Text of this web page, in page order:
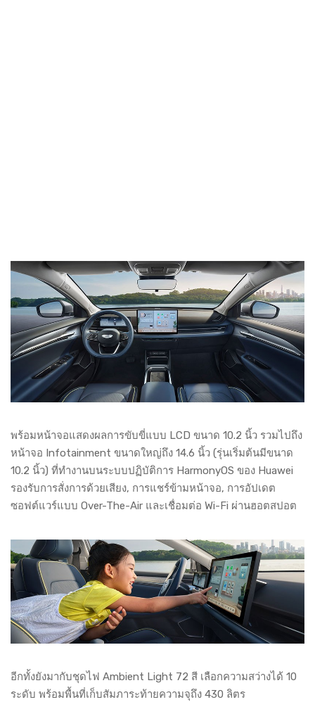
พร้อมหน้าจอแสดงผลการขับขี่แบบ LCD ขนาด 10.2 นิ้ว รวมไปถึง
หน้าจอ Infotainment ขนาดใหญ่ถึง 14.6 นิ้ว (รุ่นเริ่มต้นมีขนาด
10.2 นิ้ว) ที่ทำงานบนระบบปฏิบัติการ HarmonyOS ของ Huawei
รองรับการสั่งการด้วยเสียง, การแชร์ข้ามหน้าจอ, การอัปเดต
ซอฟต์แวร์แบบ Over-The-Air และเชื่อมต่อ Wi-Fi ผ่านฮอตสปอต
อีกทั้งยังมากับชุดไฟ Ambient Light 72 สี เลือกความสว่างได้ 10
ระดับ พร้อมพื้นที่เก็บสัมภาระท้ายความจุถึง 430 ลิตร